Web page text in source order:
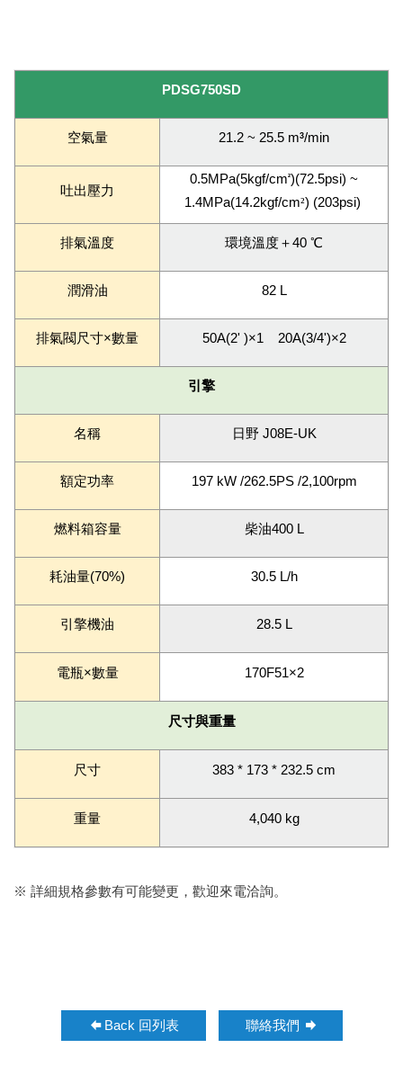
PDSG750SD
空氣量 21.2 ~ 25.5 m3/min
吐出壓力
0.5MPa(5kgf/cm²)(72.5psi) ~
1.4MPa(14.2kgf/cm²) (203psi)
排氣溫度 環境溫度＋40 ℃
潤滑油 82 L
排氣閥尺寸×數量 50A(2' )×1 20A(3/4')×2
引擎
名稱 日野 J08E-UK
額定功率 197 kW /262.5PS /2,100rpm
燃料箱容量 柴油400 L
耗油量(70%) 30.5 L/h
引擎機油 28.5 L
電瓶×數量 170F51×2
尺寸與重量
尺寸 383 * 173 * 232.5 cm
重量 4,040 kg
※ 詳細規格參數有可能變更，歡迎來電洽詢。
Back 回列表 聯絡我們